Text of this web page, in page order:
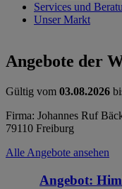
Services und
Unser Markt
Angebote der
Gültig vom 03.08.2026
Firma: Johannes Ruf
79110 Freiburg
Alle Angebote ansehen
Angebot: